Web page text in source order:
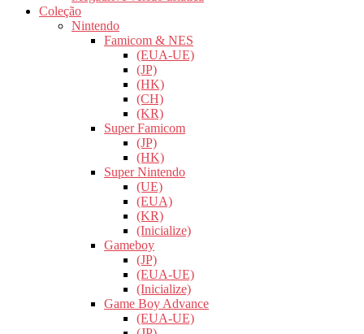
Coleção
Nintendo
Famicom & NES
(EUA-UE)
(JP)
(HK)
(CH)
(KR)
Super Famicom
(JP)
(HK)
Super Nintendo
(UE)
(EUA)
(KR)
(Inicialize)
Gameboy
(JP)
(EUA-UE)
(Inicialize)
Game Boy Advance
(EUA-UE)